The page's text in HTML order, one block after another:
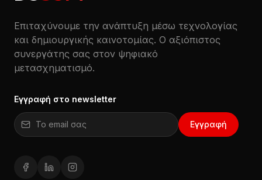
Επιταχύνουμε την ανάπτυξη μέσω τεχνολογίας
και δημιουργικής καινοτομίας. Ο αξιόπιστος
συνεργάτης σας στον ψηφιακό
μετασχηματισμό.
Εγγραφή στο newsletter
Email για εγγραφή στο newsletter Εγγραφή
Facebook (ανοίγει σε νέο παράθυρο)
LinkedIn (ανοίγει σε νέο παράθυρο)
Instagram (ανοίγει σε νέο παράθυρο)